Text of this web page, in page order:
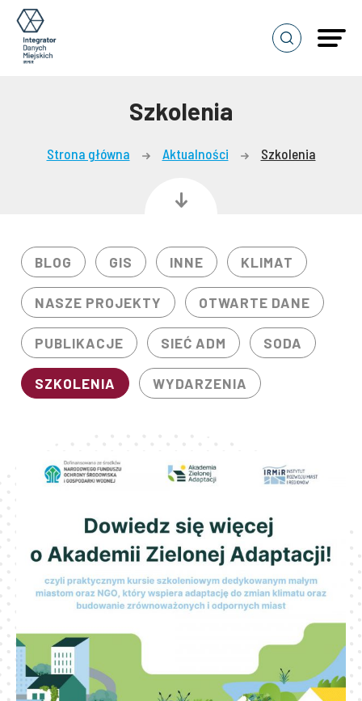
Pokaż
popup
Szkolenia
Strona główna Aktualności Szkolenia
BLOG GIS INNE KLIMAT
NASZE PROJEKTY OTWARTE DANE
PUBLIKACJE SIEĆ ADM SODA
SZKOLENIA WYDARZENIA